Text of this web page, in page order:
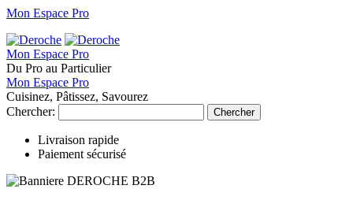
Mon Espace Pro
Mon Espace Pro
Du Pro au Particulier
Mon Espace Pro
Cuisinez, Pâtissez, Savourez
Chercher:
Chercher
Livraison rapide
Paiement sécurisé